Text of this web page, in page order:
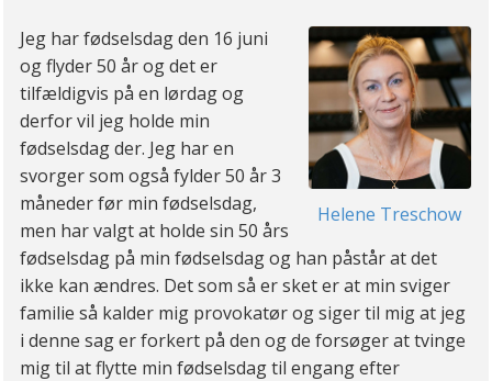
Helene Treschow
Jeg har fødselsdag den 16 juni
og flyder 50 år og det er
tilfældigvis på en lørdag og
derfor vil jeg holde min
fødselsdag der. Jeg har en
svorger som også fylder 50 år 3
måneder før min fødselsdag,
men har valgt at holde sin 50 års
fødselsdag på min fødselsdag og han påstår at det
ikke kan ændres. Det som så er sket er at min sviger
familie så kalder mig provokatør og siger til mig at jeg
i denne sag er forkert på den og de forsøger at tvinge
mig til at flytte min fødselsdag til engang efter